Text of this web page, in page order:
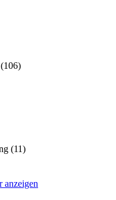
(106)
(11)
anzeigen